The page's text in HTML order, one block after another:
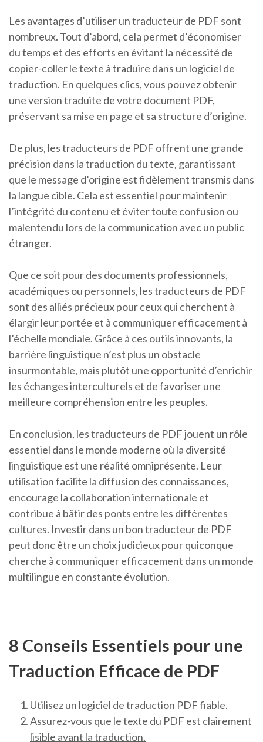
Les avantages d’utiliser un traducteur de PDF sont
nombreux. Tout d’abord, cela permet d’économiser
du temps et des efforts en évitant la nécessité de
copier-coller le texte à traduire dans un logiciel de
traduction. En quelques clics, vous pouvez obtenir
une version traduite de votre document PDF,
préservant sa mise en page et sa structure d’origine.
De plus, les traducteurs de PDF offrent une grande
précision dans la traduction du texte, garantissant
que le message d’origine est fidèlement transmis dans
la langue cible. Cela est essentiel pour maintenir
l’intégrité du contenu et éviter toute confusion ou
malentendu lors de la communication avec un public
étranger.
Que ce soit pour des documents professionnels,
académiques ou personnels, les traducteurs de PDF
sont des alliés précieux pour ceux qui cherchent à
élargir leur portée et à communiquer efficacement à
l’échelle mondiale. Grâce à ces outils innovants, la
barrière linguistique n’est plus un obstacle
insurmontable, mais plutôt une opportunité d’enrichir
les échanges interculturels et de favoriser une
meilleure compréhension entre les peuples.
En conclusion, les traducteurs de PDF jouent un rôle
essentiel dans le monde moderne où la diversité
linguistique est une réalité omniprésente. Leur
utilisation facilite la diffusion des connaissances,
encourage la collaboration internationale et
contribue à bâtir des ponts entre les différentes
cultures. Investir dans un bon traducteur de PDF
peut donc être un choix judicieux pour quiconque
cherche à communiquer efficacement dans un monde
multilingue en constante évolution.
8 Conseils Essentiels pour une
Traduction Efficace de PDF
Utilisez un logiciel de traduction PDF fiable.
Assurez-vous que le texte du PDF est clairement
lisible avant la traduction.